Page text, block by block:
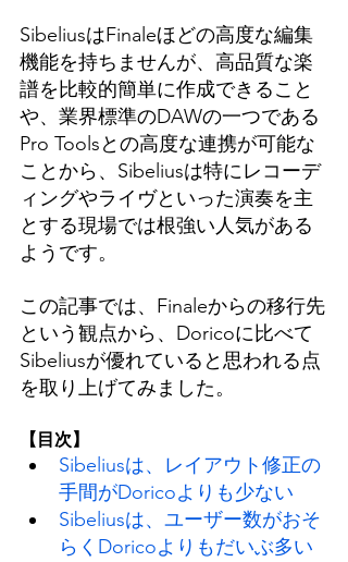
SibeliusはFinaleほどの高度な編集
機能を持ちませんが、高品質な楽
譜を比較的簡単に作成できること
や、業界標準のDAWの一つである
Pro Toolsとの高度な連携が可能な
ことから、Sibeliusは特にレコーデ
ィングやライヴといった演奏を主
とする現場では根強い人気がある
ようです。
この記事では、Finaleからの移行先
という観点から、Doricoに比べて
Sibeliusが優れていると思われる点
を取り上げてみました。
【目次】
Sibeliusは、レイアウト修正の
手間がDoricoよりも少ない
Sibeliusは、ユーザー数がおそ
らくDoricoよりもだいぶ多い